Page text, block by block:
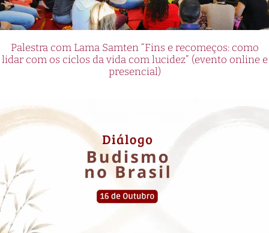
Palestra com Lama Samten “Fins e recomeços: como
lidar com os ciclos da vida com lucidez” (evento online e
presencial)